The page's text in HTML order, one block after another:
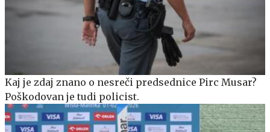
Kaj je zdaj znano o nesreči predsednice Pirc Musar?
Poškodovan je tudi policist.